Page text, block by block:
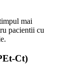
mai
pacientii cu
Ct)